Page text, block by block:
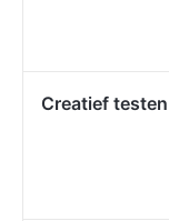
Creatief testen